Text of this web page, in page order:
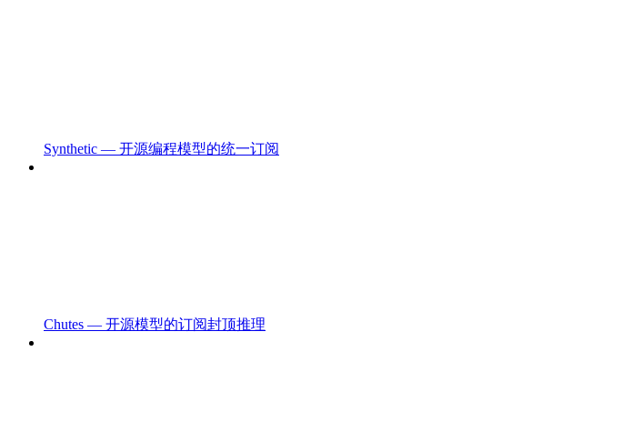
Synthetic — 开源编程模型的统一订阅
Chutes — 开源模型的订阅封顶推理